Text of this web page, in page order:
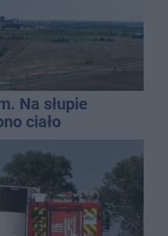
Na słupie
ciało